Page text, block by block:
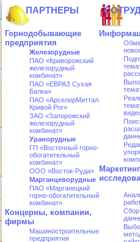
ПАРТНЕРЫ
Горнодобывающие
предприятия
Железорудные
ПАО «Криворожский
железорудный
комбинат»
ПАО «ЕВРАЗ Сухая
Балка»
ПАО «АрселорMиттал
Кривой Рог»
ЗАО «Запорожский
железорудный
комбинат»
Уранорудные
ГП «Восточный горно-
обогатительный
комбинат»
ООО «Восток-Руда»
Марганцеворудные
ПАО «Марганецкий
горно-обогатительный
комбинат»
Концерны, компании,
фирмы
Машиностроительные
предприятия
Сбор